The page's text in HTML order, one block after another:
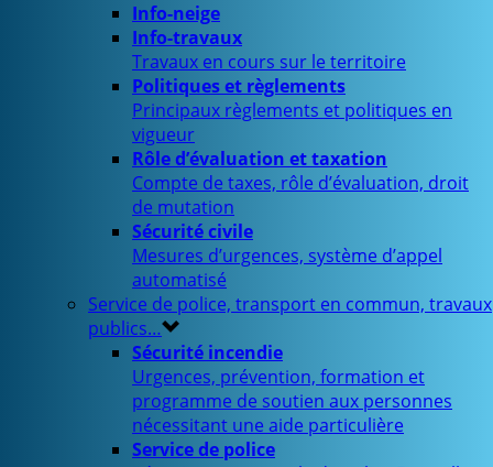
Info-neige
Info-travaux
Travaux en cours sur le territoire
Politiques et règlements
Principaux règlements et politiques en
vigueur
Rôle d’évaluation et taxation
Compte de taxes, rôle d’évaluation, droit
de mutation
Sécurité civile
Mesures d’urgences, système d’appel
automatisé
Service de police, transport en commun, travaux
publics…
Sécurité incendie
Urgences, prévention, formation et
programme de soutien aux personnes
nécessitant une aide particulière
Service de police